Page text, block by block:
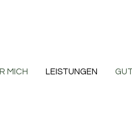
MICH LEISTUNGEN